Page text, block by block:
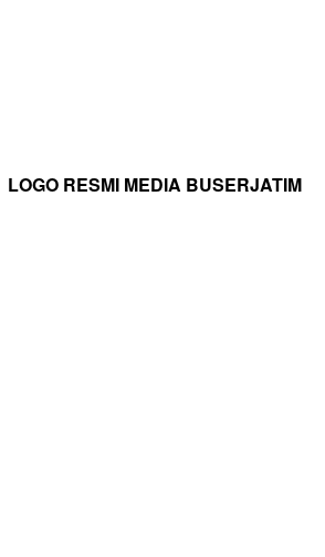
LOGO RESMI MEDIA BUSERJATIM